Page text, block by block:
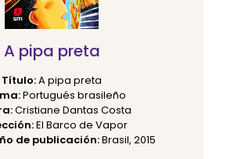
A pipa preta
Título:A pipa preta
Portugués brasileño
Cristiane Dantas Costa
El Barco de Vapor
de publicación:Brasil, 2015